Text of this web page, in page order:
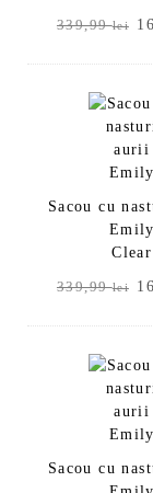
339,99lei
a
Sacou cu
Emily
Clear
339,99lei
a
Sacou cu